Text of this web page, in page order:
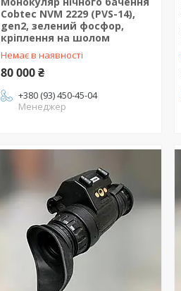
Cobtec NVM 2229 (PVS-14),
gen2, зелений фосфор,
кріплення на шолом
Немає в наявності
80 000 ₴
+380 (93) 450-45-04
Менеджер